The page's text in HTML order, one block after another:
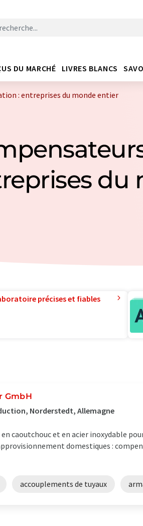
DU MARCHÉ LIVRES BLANCS
: entreprises du monde entier
du
précises et fiables
GmbH
Norderstedt, Allemagne
en caoutchouc et en acier inoxydable
domestiques :
accouplements de tuyaux